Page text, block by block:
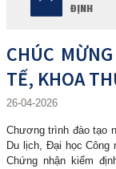
ĐỊNH
CHÚC
TẾ, KHOA
26-04-2026
Chương trình đào tạo
Du lịch, Đại học Công
Chứng nhận kiểm